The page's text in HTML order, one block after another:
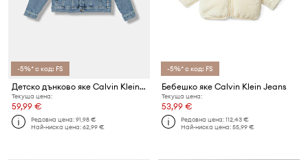
-5%* с код: FS
Детско дънково яке Calvin Klein Jeans
Текуща цена:
59,99 €
Редовна цена:91,98 €
Най-ниска цена:62,99 €
-5%* с код: FS
Бебешко яке Calvin Klein Jeans
Текуща цена:
53,99 €
Редовна цена:112,43 €
Най-ниска цена:55,99 €